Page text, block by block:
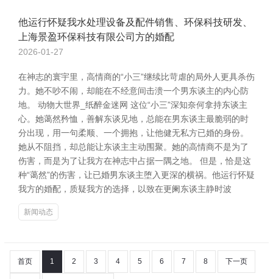
他运行怀疑我水处理设备及配件销售、环保科技研发、
上海景盈环保科技有限公司方的婚配
2026-01-27
在神志的寰宇里，高情商的“小三”继续比苛虐的局外人更具杀伤
力。她不吵不闹，却能在不经意间击溃一个男东谈主的内心防
地。 动物大世界_纸醉金迷网 这位“小三”深知奈何拿持东谈主
心。她蔼然矜恤，善解东谈见地，总能在男东谈主最脆弱的时
分出现，用一句柔顺、一个拥抱，让他健无私方已婚的身份。
她从不阻挡，却总能让东谈主主动围聚。她的高情商不是为了
伤害，而是为了让我方在神志中占据一隅之地。 但是，恰是这
种“蔼然”的伤害，让已婚男东谈主堕入更深的横祸。他运行怀疑
我方的婚配，质疑我方的选择，以致在更阑东谈主静时波
新闻动态
首页 1 2 3 4 5 6 7 8 下一页